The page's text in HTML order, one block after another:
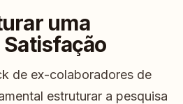
uma
de ex-colaboradores de
estruturar a pesquisa